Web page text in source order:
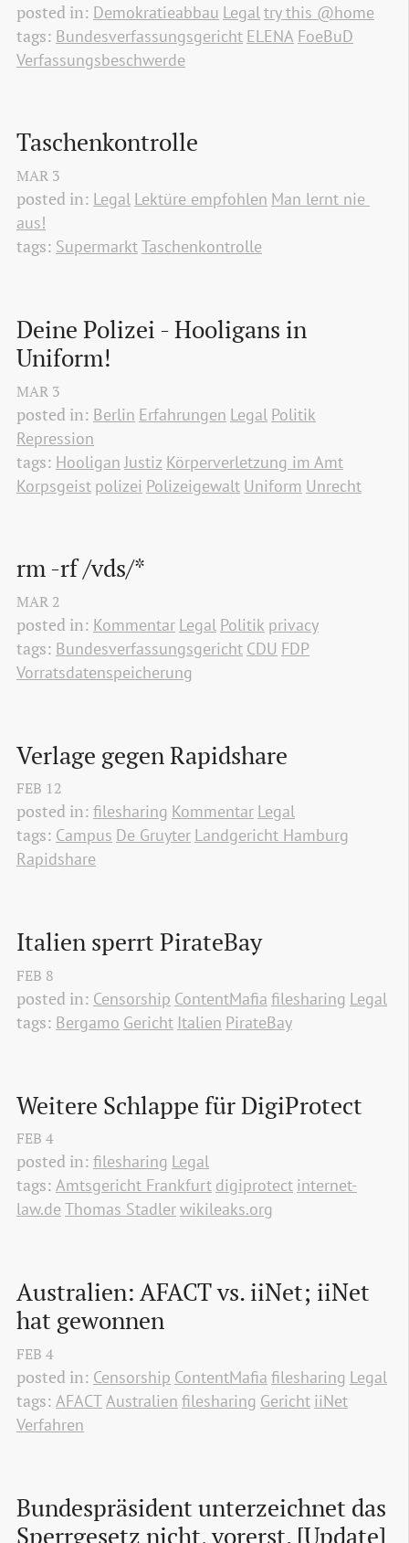
posted in: Demokratieabbau Legal try this @home
tags: Bundesverfassungsgericht ELENA FoeBuD
Verfassungsbeschwerde
Taschenkontrolle
MAR 3
posted in: Legal Lektüre empfohlen Man lernt nie
aus!
tags: SupermarktTaschenkontrolle
Deine Polizei - Hooligans in
Uniform!
MAR 3
posted in: Berlin Erfahrungen Legal Politik
Repression
tags: Hooligan Justiz Körperverletzung im Amt
Korpsgeist polizei Polizeigewalt Uniform Unrecht
rm -rf /vds/*
MAR 2
posted in: Kommentar Legal Politik privacy
tags: Bundesverfassungsgericht CDU FDP
Vorratsdatenspeicherung
Verlage gegen Rapidshare
FEB 12
posted in: filesharing Kommentar Legal
tags: Campus De Gruyter Landgericht Hamburg
Rapidshare
Italien sperrt PirateBay
FEB 8
posted in: Censorship ContentMafia filesharing Legal
tags: Bergamo Gericht Italien PirateBay
Weitere Schlappe für DigiProtect
FEB 4
posted in: filesharing Legal
tags: Amtsgericht Frankfurt digiprotect internet-
law.de Thomas Stadlerwikileaks.org
Australien: AFACT vs. iiNet; iiNet
hat gewonnen
FEB 4
posted in: Censorship ContentMafia filesharing Legal
tags: AFACTAustralien filesharing Gericht iiNet
Verfahren
Bundespräsident unterzeichnet das
Sperrgesetz nicht, vorerst. [Update]